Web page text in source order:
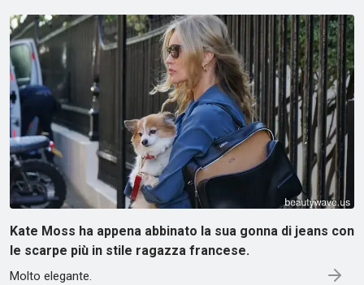
Kate Moss ha appena abbinato la sua gonna di jeans con
le scarpe più in stile ragazza francese.
Molto elegante.